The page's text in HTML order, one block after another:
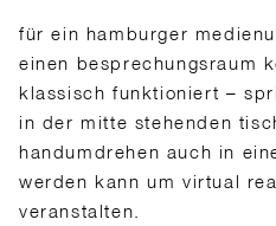
für ein hamburger
einen besprechungsraum
klassisch funktioniert –
in der mitte stehenden
handumdrehen auch in
werden kann um virtual
veranstalten.